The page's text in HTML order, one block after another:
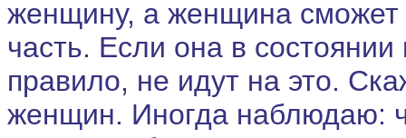
женщину, а женщина сможет
часть. Если она в
правило, не идут на это.
женщин. Иногда наблюдаю: